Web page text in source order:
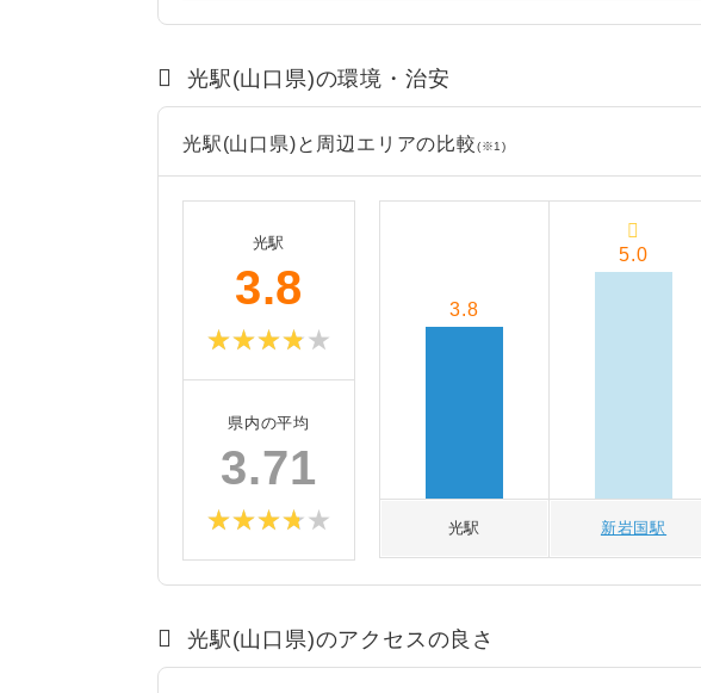
光駅(山口県)の環境・治安
光駅(山口県)と周辺エリアの比較(※1)
光駅
3.8
県内の平均
3.71
光駅 新岩国駅
3.8
5.0
光駅(山口県)のアクセスの良さ